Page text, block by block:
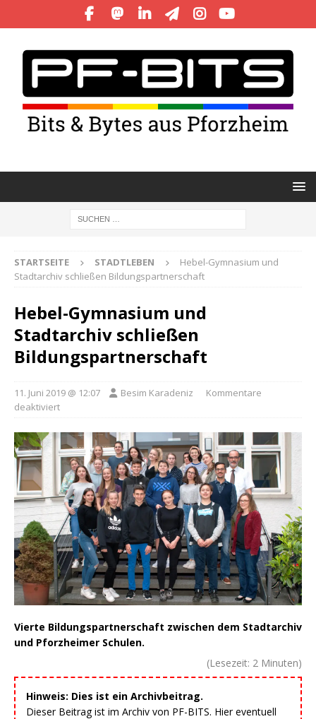
STARTSEITE STADTLEBEN
Hebel-Gymnasium und
Stadtarchiv schließen Bildungspartnerschaft
Hebel-Gymnasium und
Stadtarchiv schließen
Bildungspartnerschaft
11. Juni 2019 @ 12:07 Besim Karadeniz
Kommentare
deaktiviert
Vierte Bildungspartnerschaft zwischen dem Stadtarchiv
und Pforzheimer Schulen.
(Lesezeit: 2 Minuten)
Hinweis: Dies ist ein Archivbeitrag.
Dieser Beitrag ist im Archiv von PF-BITS. Hier eventuell